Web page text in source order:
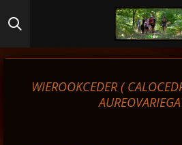
direct
naar
WIEROOKCEDER (